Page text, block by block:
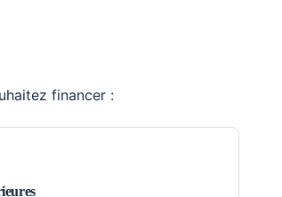
financer :